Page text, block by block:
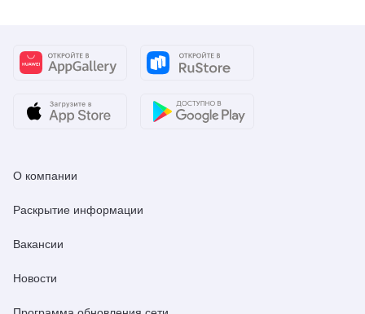
О компании
Раскрытие информации
Вакансии
Новости